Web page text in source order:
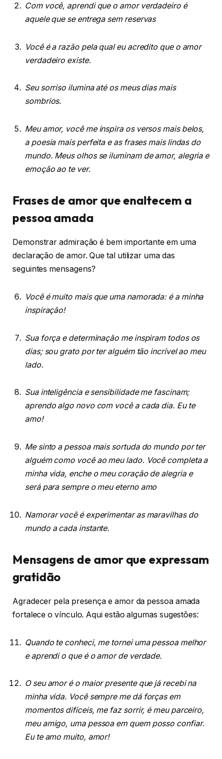
Com você, aprendi que o amor verdadeiro é
aquele que se entrega sem reservas
Você é a razão pela qual eu acredito que o amor
verdadeiro existe.
Seu sorriso ilumina até os meus dias mais
sombrios.
Meu amor, você me inspira os versos mais belos,
a poesia mais perfeita e as frases mais lindas do
mundo. Meus olhos se iluminam de amor, alegria e
emoção ao te ver.
Frases de amor que enaltecem a
pessoa amada
Demonstrar admiração é bem importante em uma
declaração de amor. Que tal utilizar uma das
seguintes mensagens?
Você é muito mais que uma namorada: é a minha
inspiração!
Sua força e determinação me inspiram todos os
dias; sou grato por ter alguém tão incrível ao meu
lado.
Sua inteligência e sensibilidade me fascinam;
aprendo algo novo com você a cada dia. Eu te
amo!
Me sinto a pessoa mais sortuda do mundo por ter
alguém como você ao meu lado. Você completa a
minha vida, enche o meu coração de alegria e
será para sempre o meu eterno amo
Namorar você é experimentar as maravilhas do
mundo a cada instante.
Mensagens de amor que expressam
gratidão
Agradecer pela presença e amor da pessoa amada
fortalece o vínculo. Aqui estão algumas sugestões:
Quando te conheci, me tornei uma pessoa melhor
e aprendi o que é o amor de verdade.
O seu amor é o maior presente que já recebi na
minha vida. Você sempre me dá forças em
momentos difíceis, me faz sorrir, é meu parceiro,
meu amigo, uma pessoa em quem posso confiar.
Eu te amo muito, amor!